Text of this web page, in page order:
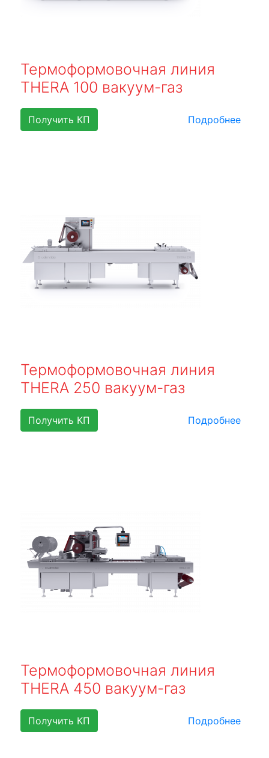
Термоформовочная линия
THERA 100 вакуум-газ
Получить КП Подробнее
Термоформовочная линия
THERA 250 вакуум-газ
Получить КП Подробнее
Термоформовочная линия
THERA 450 вакуум-газ
Получить КП Подробнее